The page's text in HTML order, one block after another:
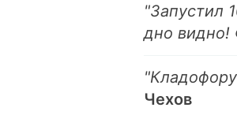
"Запустил
дно видно!
Чехов